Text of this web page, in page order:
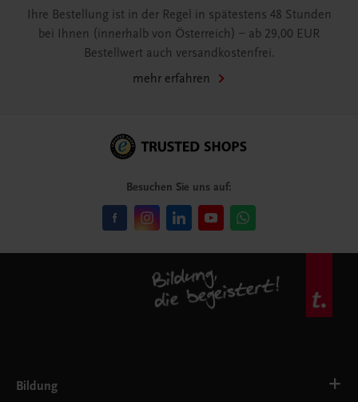
Ihre Bestellung ist in der Regel in spätestens 48 Stunden
bei Ihnen (innerhalb von Österreich) – ab 29,00 EUR
Bestellwert auch versandkostenfrei.
mehr erfahren
Besuchen Sie uns auf:
Bildung